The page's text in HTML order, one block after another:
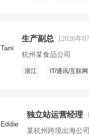
Tani
生产副总 [2026年
杭州某食品公司
浙江 IT/通讯/互联网
Eddie
独立站运营经理
某杭州跨境出海公